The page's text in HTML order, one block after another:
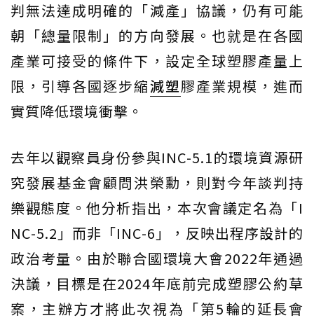
判無法達成明確的「減產」協議，仍有可能
朝「總量限制」的方向發展。也就是在各國
產業可接受的條件下，設定全球塑膠產量上
限，引導各國逐步縮減塑膠產業規模，進而
實質降低環境衝擊。
去年以觀察員身份參與INC-5.1的環境資源研
究發展基金會顧問洪榮勳，則對今年談判持
樂觀態度。他分析指出，本次會議定名為「I
NC-5.2」而非「INC-6」，反映出程序設計的
政治考量。由於聯合國環境大會2022年通過
決議，目標是在2024年底前完成塑膠公約草
案，主辦方才將此次視為「第5輪的延長會